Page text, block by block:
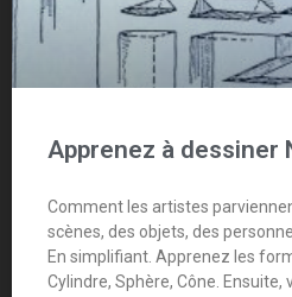
Apprenez à dessiner
Comment les artistes
scènes, des objets, des
En simplifiant. Apprenez les
Cylindre, Sphère, Cône. Ensuite,